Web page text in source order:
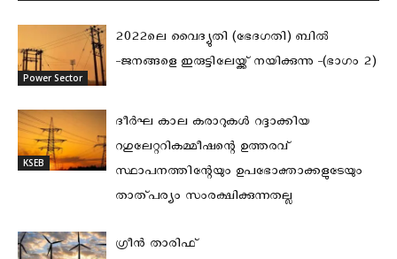
Power Sector
2022ലെ വൈദ്യുതി (ഭേദഗതി) ബിൽ
-ജനങ്ങളെ ഇരുട്ടിലേയ്ക്ക് നയിക്കുന്നു -(ഭാഗം 2)
KSEB
ദീര്‍ഘ കാല കരാറുകള്‍ റദ്ദാക്കിയ
റഗുലേറ്ററികമ്മീഷന്റെ ഉത്തരവ്
സ്ഥാപനത്തിന്റേയും ഉപഭോക്താക്കളുടേയും
താത്പര്യം സംരക്ഷിക്കുന്നതല്ല
ഗ്രീൻ താരിഫ്